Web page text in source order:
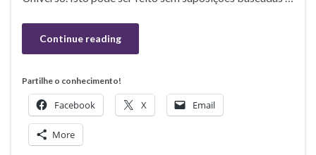
Continue reading
Partilhe o conhecimento!
Facebook X Email
More